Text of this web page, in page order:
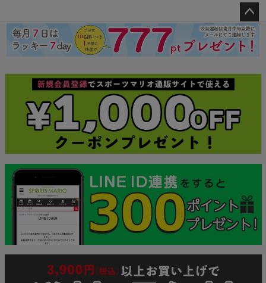
ペー
ジト
ップ